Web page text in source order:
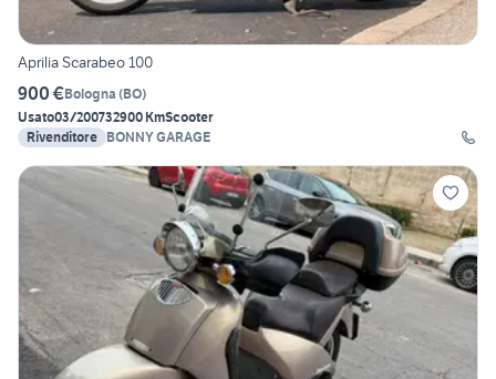
Aprilia Scarabeo 100
900 €Bologna (BO)
Usato03/200732900 KmScooter
Rivenditore BONNY GARAGE